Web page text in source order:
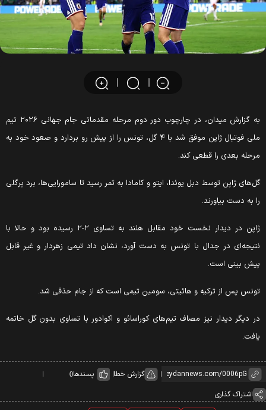
به گزارش میدان، در چارچوب دور دوم مرحله مقدماتی جام جهانی ۲۰۲۶ تیم
ملی فوتبال ژاپن موفق شد با ۴ گل، تونس را از پیش رو بردارد و صعود خود به
بعدی را قطعی کند.
ژاپن توسط دبل یوئدا، ایتو و کامادا به ثمر رسید تا سامورایی‌ها، برد پرگلی
به دست بیاورند.
ژاپن در دیدار نخست خود مقابل هلند به تساوی ۲-۲ رسیده بود و حالا با
در جدال با تونس به دست آورد، نشان داد تیمی زهردار و غیر قابل
بینی است.
پس از ترکیه و هائیتی، سومین تیمی است که از جام حذفی شد.
دیگر دیدار نیز مصاف تیم‌های کوراسائو و اکوادور با تساوی بدون گل خاتمه
گزارش خطا پسندها0
اشتراک گذاری